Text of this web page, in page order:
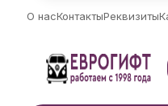
О насКонтактыРеквизиты